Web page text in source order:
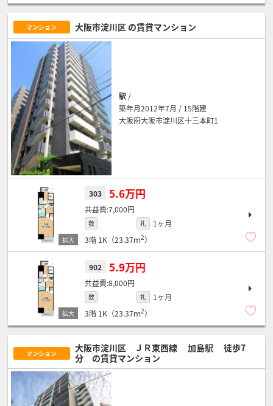
マンション 大阪市淀川区 の賃貸マンション
駅 /
築年月2012年7月 / 15階建
大阪府大阪市淀川区十三本町1
303 5.6万円
7,000円
敷 礼
1ヶ月
3階 1K（23.37ｍ2）
902 5.9万円
8,000円
敷 礼
1ヶ月
3階 1K（23.37ｍ2）
マンション 大阪市淀川区 ＪＲ東西線 加島駅
徒歩7
分 の賃貸マンション